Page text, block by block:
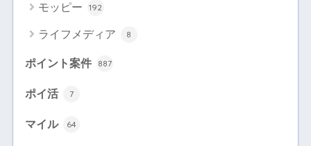
モッピー 192
ライフメディア 8
ポイント案件 887
ポイ活 7
マイル 64